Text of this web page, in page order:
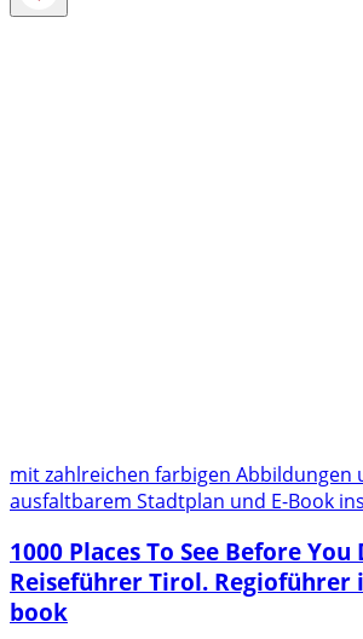
mit zahlreichen farbigen Abbildungen
ausfaltbarem Stadtplan und E-Book
1000 Places To See Before You
Reiseführer Tirol. Regioführer
book